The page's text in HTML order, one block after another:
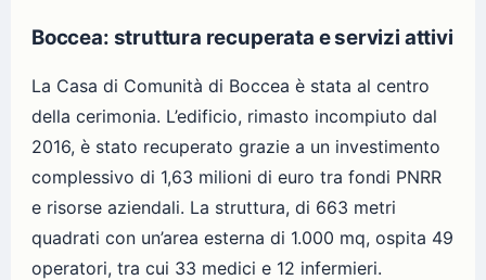
Boccea: struttura recuperata e servizi attivi
La Casa di Comunità di Boccea è stata al centro
della cerimonia. L’edificio, rimasto incompiuto dal
2016, è stato recuperato grazie a un investimento
complessivo di 1,63 milioni di euro tra fondi PNRR
e risorse aziendali. La struttura, di 663 metri
quadrati con un’area esterna di 1.000 mq, ospita 49
operatori, tra cui 33 medici e 12 infermieri.